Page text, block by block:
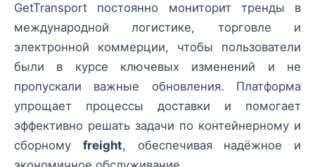
GetTransport постоянно мониторит тренды в
международной логистике, торговле и
электронной коммерции, чтобы пользователи
были в курсе ключевых изменений и не
пропускали важные обновления. Платформа
упрощает процессы доставки и помогает
эффективно решать задачи по контейнерному и
сборному freight, обеспечивая надёжное и